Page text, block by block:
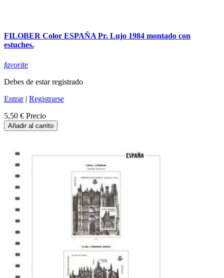
FILOBER Color ESPAÑA Pr. Lujo 1984 montado con
estuches.
favorite
Debes de estar registrado
Entrar| Registrarse
5,50 € Precio
Añadir al carrito